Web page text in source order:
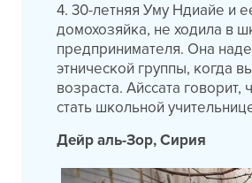
4. 30-летняя Уму Ндиайе и
домохозяйка, не ходила в
предпринимателя. Она
этнической группы, когда
возраста. Айссата
стать школьной
Дейр аль-Зор, Сирия